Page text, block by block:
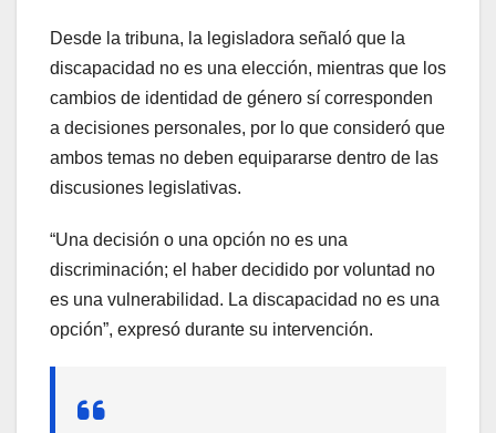
Desde la tribuna, la legisladora señaló que la
discapacidad no es una elección, mientras que los
cambios de identidad de género sí corresponden
a decisiones personales, por lo que consideró que
ambos temas no deben equipararse dentro de las
discusiones legislativas.
“Una decisión o una opción no es una
discriminación; el haber decidido por voluntad no
es una vulnerabilidad. La discapacidad no es una
opción”, expresó durante su intervención.